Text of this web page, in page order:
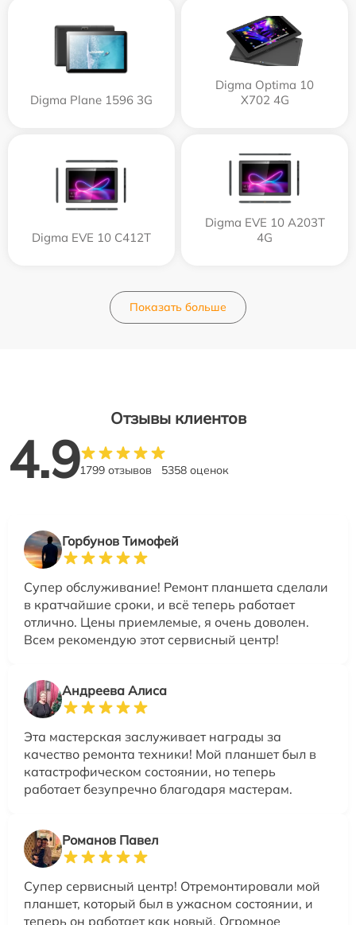
Digma Plane 1596 3G
Digma Optima 10
X702 4G
Digma EVE 10 C412T
Digma EVE 10 A203T
4G
Показать больше
Отзывы клиентов
4.91799 отзывов 5358 оценок
Горбунов Тимофей
Супер обслуживание! Ремонт планшета сделали
в кратчайшие сроки, и всё теперь работает
отлично. Цены приемлемые, я очень доволен.
Всем рекомендую этот сервисный центр!
Андреева Алиса
Эта мастерская заслуживает награды за
качество ремонта техники! Мой планшет был в
катастрофическом состоянии, но теперь
работает безупречно благодаря мастерам.
Романов Павел
Супер сервисный центр! Отремонтировали мой
планшет, который был в ужасном состоянии, и
теперь он работает как новый. Огромное